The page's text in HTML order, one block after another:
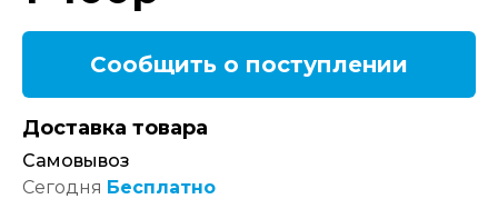
Сообщить о поступлении
Доставка товара
Самовывоз
Сегодня Бесплатно